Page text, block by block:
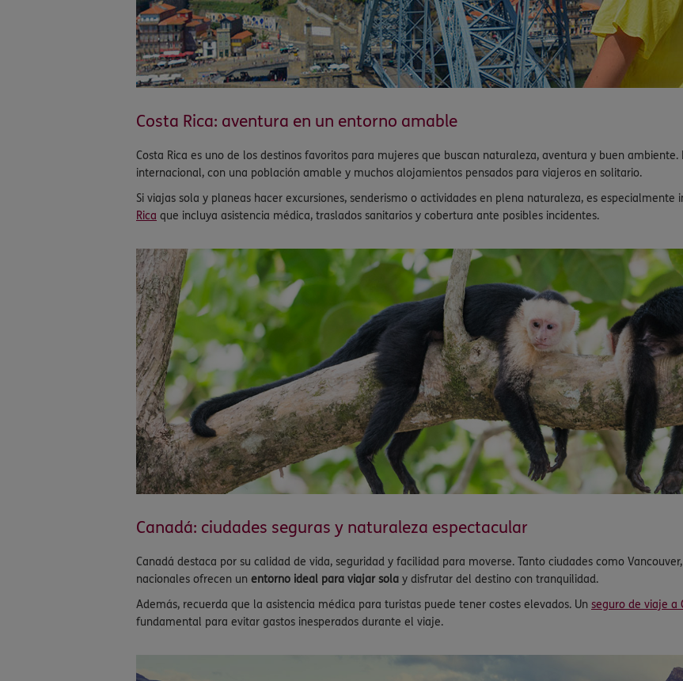
Costa Rica: aventura en un entorno amable
Costa Rica es uno de los destinos favoritos para mujeres que buscan naturaleza, aventura y buen
internacional, con una población amable y muchos alojamientos pensados para viajeros en solitario.
Si viajas sola y planeas hacer excursiones, senderismo o actividades en plena naturaleza, es
Rica que incluya asistencia médica, traslados sanitarios y cobertura ante posibles incidentes.
Canadá: ciudades seguras y naturaleza espectacular
Canadá destaca por su calidad de vida, seguridad y facilidad para moverse. Tanto ciudades como
nacionales ofrecen un entorno ideal para viajar sola y disfrutar del destino con tranquilidad.
Además, recuerda que la asistencia médica para turistas puede tener costes elevados. Un seguro de viaje a
fundamental para evitar gastos inesperados durante el viaje.